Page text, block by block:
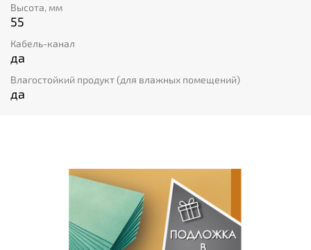
Высота, мм
55
Кабель-канал
да
Влагостойкий продукт (для влажных помещений)
да